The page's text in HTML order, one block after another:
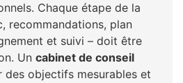
Chaque étape de la
recommandations, plan
et suivi – doit être
Un cabinet de conseil
des objectifs mesurables et